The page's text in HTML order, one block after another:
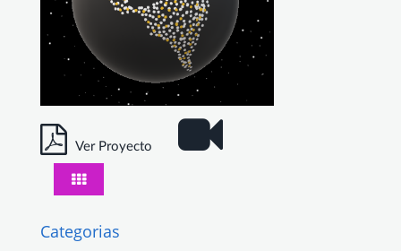
Ver Proyecto
Categorias